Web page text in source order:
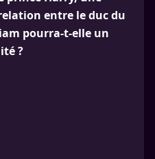
entre le duc du
pourra-t-elle un
?